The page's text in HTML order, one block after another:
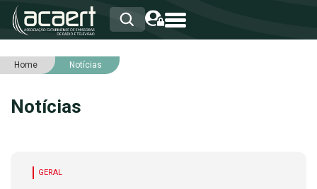
HOME
ASSOCIADOS
SERVIÇOS
Home Notícias
Notícias
GERAL